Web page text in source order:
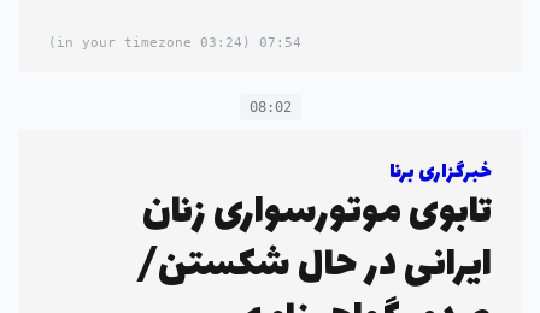
07:54
(03:24 in your timezone)
08:02
خبرگزاری برنا
تابوی موتورسواری زنان
ایرانی در حال شکستن/